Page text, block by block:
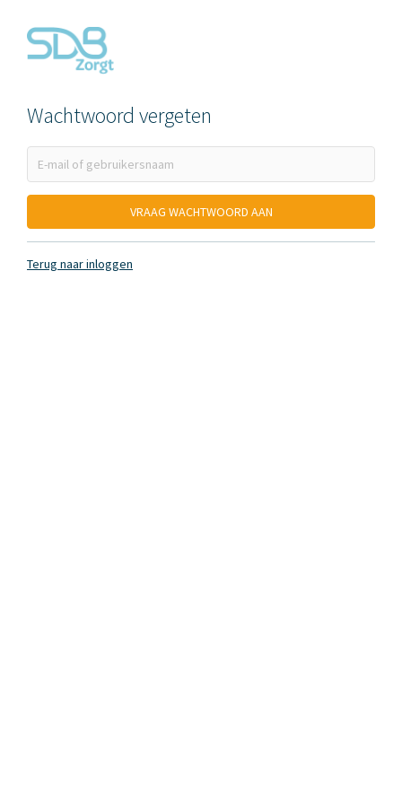
Wachtwoord vergeten
Terug naar inloggen